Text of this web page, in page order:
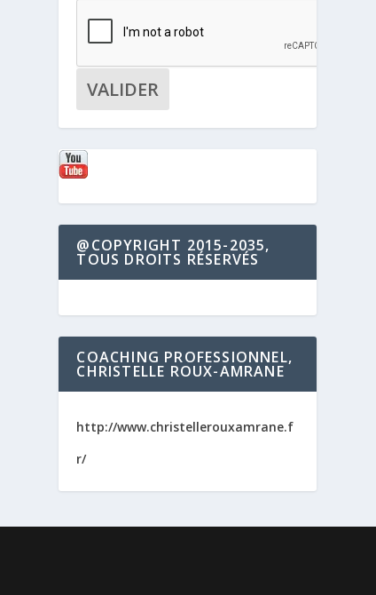
@COPYRIGHT 2015-2035,
TOUS DROITS RÉSERVÉS
COACHING PROFESSIONNEL,
CHRISTELLE ROUX-AMRANE
http://www.christellerouxamrane.f
r/